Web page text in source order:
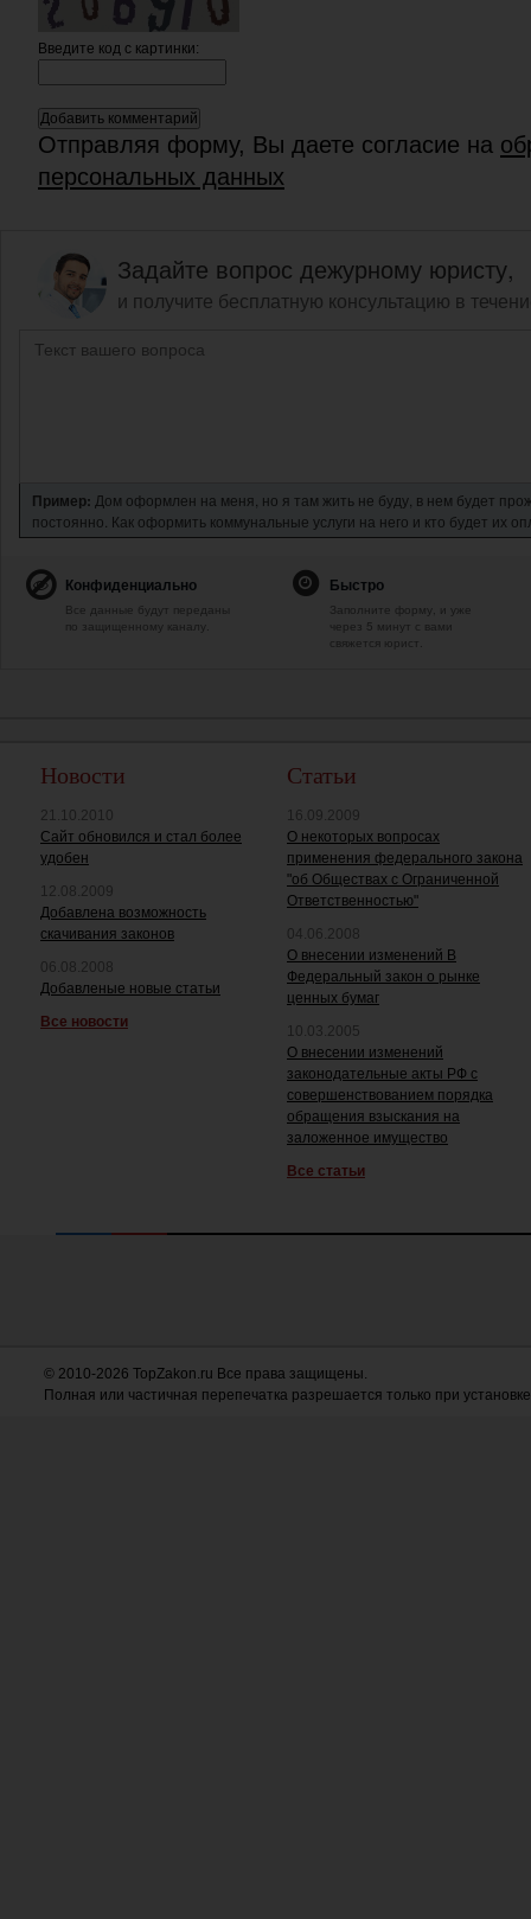
Введите код c картинки:
Отправляя форму, Вы даете согласие на
персональных данных
Задайте вопрос дежурному юристу,
и получите бесплатную консультацию в
Пример: Дом оформлен на меня, но я там жить не буду, в нем будет
постоянно. Как оформить коммунальные услуги на него и кто будет их
Конфиденциально
Все данные будут переданы
по защищенному каналу.
Быстро
Заполните форму, и уже
через 5 минут с вами
свяжется юрист.
Новости
21.10.2010
Сайт обновился и стал более
удобен
12.08.2009
Добавлена возможность
скачивания законов
06.08.2008
Добавленые новые статьи
Все новости
Статьи
16.09.2009
О некоторых вопросах
применения федерального закона
"об Обществах с Ограниченной
Ответственностью"
04.06.2008
О внесении изменений В
Федеральный закон о рынке
ценных бумаг
10.03.2005
О внесении изменений
законодательные акты РФ с
совершенствованием порядка
обращения взыскания на
заложенное имущество
Все статьи
© 2010-2026 TopZakon.ru Все права защищены.
Полная или частичная перепечатка разрешается только при